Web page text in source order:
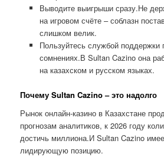
Выводите выигрыши сразу.Не
на игровом счёте – соблазн
слишком велик.
Пользуйтесь службой
сомнениях.В Sultan Cazino она
на казахском и русском языках.
Почему Sultan Cazino – это надолго
Рынок онлайн-казино в Казахстане
прогнозам аналитиков, к 2026 году
достичь миллиона.И Sultan Cazino
лидирующую позицию.